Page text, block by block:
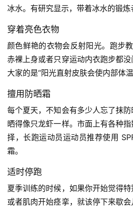
比
赛
观
察
装
备
训
练
穿着亮色衣物
颜色鲜艳的衣物会反射阳光。跑步教
赤裸上身或者只穿运动内衣跑步都
大家的是“阳光直射皮肤会使内部体
擅用防晒霜
每个夏天，不知会有多少人忘了抹
晒得像只龙虾一样。市面上有各种
择，长跑运动员运动员推荐使用
霜。
适时停跑
夏季训练的时候，如果你开始觉得特
或者肌肉开始痉挛，就该停下来歇会